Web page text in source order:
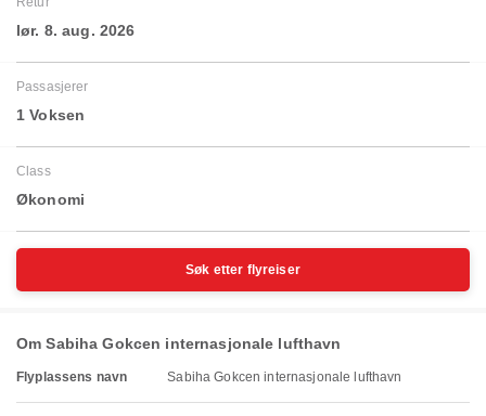
lør. 8. aug. 2026
Passasjerer
1 Voksen
Class
Økonomi
Søk etter flyreiser
Om Sabiha Gokcen internasjonale lufthavn
Flyplassens navn Sabiha Gokcen internasjonale lufthavn